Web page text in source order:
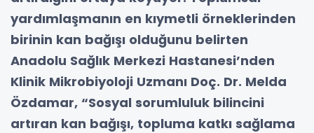
yardımlaşmanın en kıymetli örneklerinden
birinin kan bağışı olduğunu belirten
Anadolu Sağlık Merkezi Hastanesi’nden
Klinik Mikrobiyoloji Uzmanı Doç. Dr. Melda
Özdamar, “Sosyal sorumluluk bilincini
artıran kan bağışı, topluma katkı sağlama